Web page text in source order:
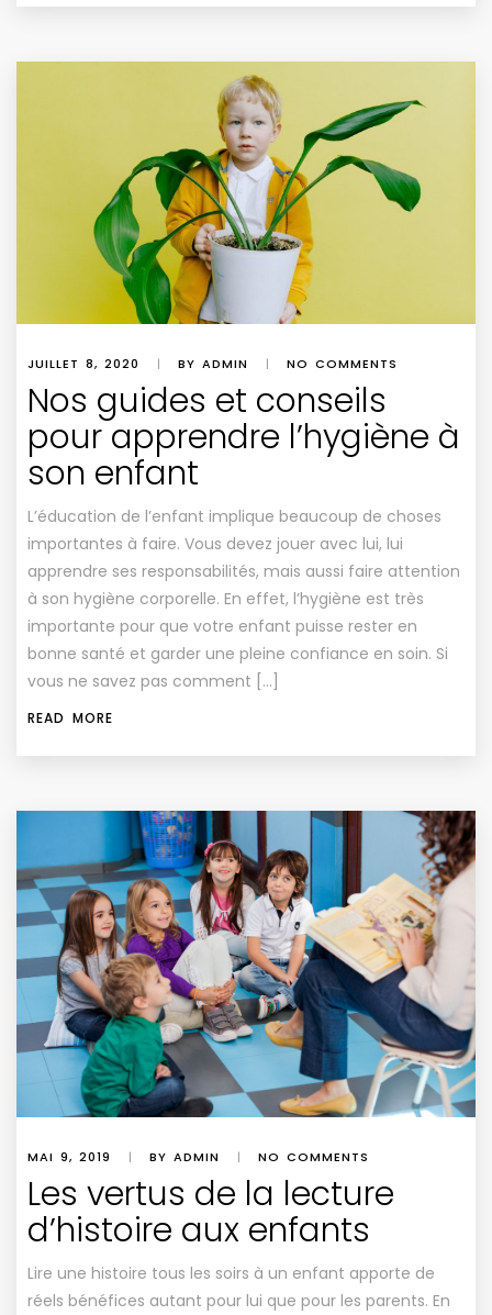
JUILLET 8, 2020 | BY ADMIN | NO COMMENTS
Nos guides et conseils
pour apprendre l’hygiène à
son enfant
L’éducation de l’enfant implique beaucoup de choses
importantes à faire. Vous devez jouer avec lui, lui
apprendre ses responsabilités, mais aussi faire attention
à son hygiène corporelle. En effet, l’hygiène est très
importante pour que votre enfant puisse rester en
bonne santé et garder une pleine confiance en soin. Si
vous ne savez pas comment […]
READ MORE
MAI 9, 2019 | BY ADMIN | NO COMMENTS
Les vertus de la lecture
d’histoire aux enfants
Lire une histoire tous les soirs à un enfant apporte de
réels bénéfices autant pour lui que pour les parents. En